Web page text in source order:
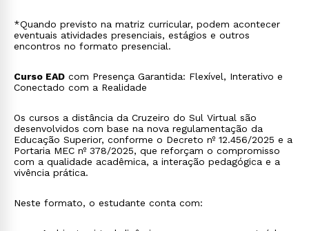
*Quando previsto na matriz curricular, podem acontecer
eventuais atividades presenciais, estágios e outros
encontros no formato presencial.
Curso EAD com Presença Garantida: Flexível, Interativo e
Conectado com a Realidade
Os cursos a distância da Cruzeiro do Sul Virtual são
desenvolvidos com base na nova regulamentação da
Educação Superior, conforme o Decreto nº 12.456/2025 e a
Portaria MEC nº 378/2025, que reforçam o compromisso
com a qualidade acadêmica, a interação pedagógica e a
vivência prática.
Neste formato, o estudante conta com: